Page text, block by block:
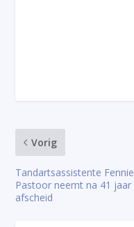
Vorig
Tandartsassistente Fennie
Pastoor neemt na 41 jaar
afscheid